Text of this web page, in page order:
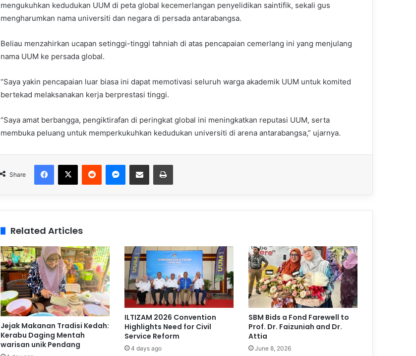
mengukuhkan kedudukan UUM di peta global kecemerlangan penyelidikan saintifik, sekali gus
mengharumkan nama universiti dan negara di persada antarabangsa.
Beliau menzahirkan ucapan setinggi-tinggi tahniah di atas pencapaian cemerlang ini yang menjulang
nama UUM ke persada global.
“Saya yakin pencapaian luar biasa ini dapat memotivasi seluruh warga akademik UUM untuk komited
bertekad melaksanakan kerja berprestasi tinggi.
“Saya amat berbangga, pengiktirafan di peringkat global ini meningkatkan reputasi UUM, serta
membuka peluang untuk memperkukuhkan kedudukan universiti di arena antarabangsa,” ujarnya.
Share
Related Articles
Jejak Makanan Tradisi Kedah:
Kerabu Daging Mentah
warisan unik Pendang
ILTIZAM 2026 Convention
Highlights Need for Civil
Service Reform
4 days ago
SBM Bids a Fond Farewell to
Prof. Dr. Faizuniah and Dr.
Attia
June 8, 2026